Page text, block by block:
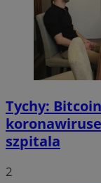
Tychy:
szpitala
2